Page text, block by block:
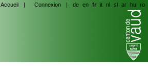
Accueil | Connexion | de en fr it nl sl ar hu ro